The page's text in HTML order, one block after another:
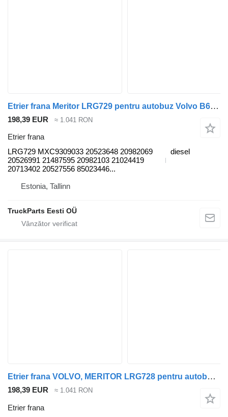
Etrier frana Meritor LRG729 pentru autobuz Volvo B6, B7, B9, B10, B12 bus (1978-2011)
198,39 EUR ≈ 1.041 RON
Etrier frana
LRG729 MXC9309033 20523648 20982069
20526991 21487595 20982103 21024419
20713402 20527556 85023446...
diesel
Estonia, Tallinn
TruckParts Eesti OÜ
Etrier frana VOLVO, MERITOR LRG728 pentru autobuz Volvo B6, B7, B9, B10, B12 bus (1978-2011)
198,39 EUR ≈ 1.041 RON
Etrier frana